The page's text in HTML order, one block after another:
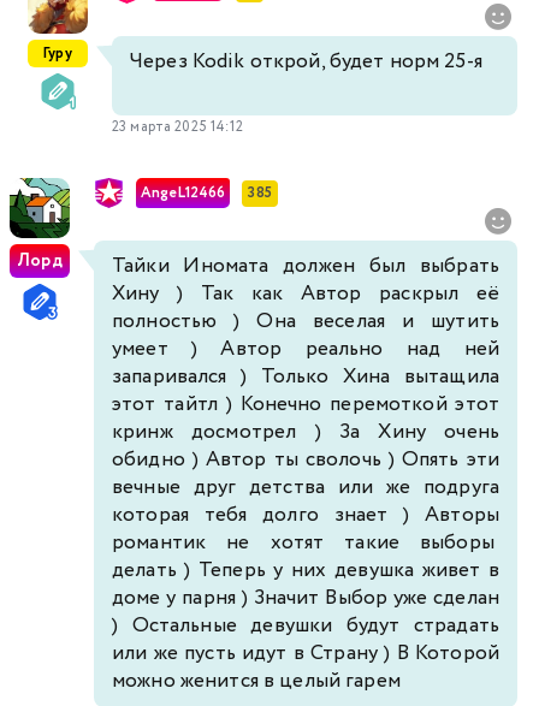
Гуру Через Kodik открой, будет норм 25-я
23 марта 2025 14:12
Лорд
AngeL12466 385
Тайки Иномата должен был выбрать
Хину ) Так как Автор раскрыл её
полностью ) Она веселая и шутить
умеет ) Автор реально над ней
запаривался ) Только Хина вытащила
этот тайтл ) Конечно перемоткой этот
кринж досмотрел ) За Хину очень
обидно ) Автор ты сволочь ) Опять эти
вечные друг детства или же подруга
которая тебя долго знает ) Авторы
романтик не хотят такие выборы
делать ) Теперь у них девушка живет в
доме у парня ) Значит Выбор уже сделан
) Остальные девушки будут страдать
или же пусть идут в Страну ) В Которой
можно женится в целый гарем